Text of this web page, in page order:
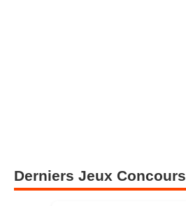
Derniers Jeux Concours